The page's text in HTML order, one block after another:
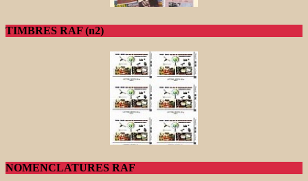
TIMBRES RAF (n2)
NOMENCLATURES RAF